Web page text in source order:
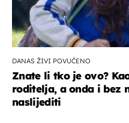
DANAS ŽIVI POVUČENO
Znate li tko je ovo?
roditelja, a onda i bez
naslijediti